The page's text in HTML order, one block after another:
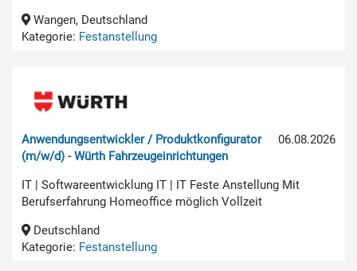
Wangen, Deutschland
Kategorie: Festanstellung
06.08.2026
Anwendungsentwickler / Produktkonfigurator
(m/w/d) - Würth Fahrzeugeinrichtungen
IT | Softwareentwicklung IT | IT Feste Anstellung Mit
Berufserfahrung Homeoffice möglich Vollzeit
Deutschland
Kategorie: Festanstellung